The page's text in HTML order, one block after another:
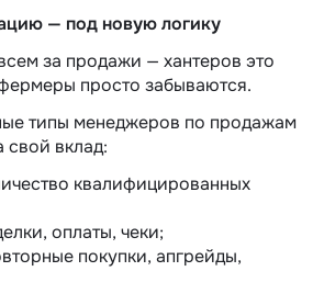
— под новую логику
за продажи — хантеров это
просто забываются.
типы менеджеров по продажам
свой вклад:
квалифицированных
оплаты, чеки;
покупки, апгрейды,